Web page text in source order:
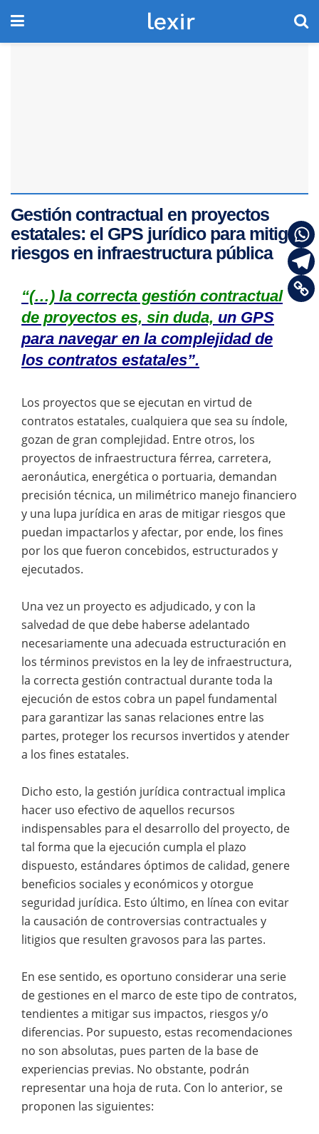
Gestión contractual en proyectos
estatales: el GPS jurídico para mitigar
riesgos en infraestructura pública
“(…) la correcta gestión contractual
de proyectos es, sin duda, un GPS
para navegar en la complejidad de
los contratos estatales”.
Los proyectos que se ejecutan en virtud de
contratos estatales, cualquiera que sea su índole,
gozan de gran complejidad. Entre otros, los
proyectos de infraestructura férrea, carretera,
aeronáutica, energética o portuaria, demandan
precisión técnica, un milimétrico manejo financiero
y una lupa jurídica en aras de mitigar riesgos que
puedan impactarlos y afectar, por ende, los fines
por los que fueron concebidos, estructurados y
ejecutados.
Una vez un proyecto es adjudicado, y con la
salvedad de que debe haberse adelantado
necesariamente una adecuada estructuración en
los términos previstos en la ley de infraestructura,
la correcta gestión contractual durante toda la
ejecución de estos cobra un papel fundamental
para garantizar las sanas relaciones entre las
partes, proteger los recursos invertidos y atender
a los fines estatales.
Dicho esto, la gestión jurídica contractual implica
hacer uso efectivo de aquellos recursos
indispensables para el desarrollo del proyecto, de
tal forma que la ejecución cumpla el plazo
dispuesto, estándares óptimos de calidad, genere
beneficios sociales y económicos y otorgue
seguridad jurídica. Esto último, en línea con evitar
la causación de controversias contractuales y
litigios que resulten gravosos para las partes.
En ese sentido, es oportuno considerar una serie
de gestiones en el marco de este tipo de contratos,
tendientes a mitigar sus impactos, riesgos y/o
diferencias. Por supuesto, estas recomendaciones
no son absolutas, pues parten de la base de
experiencias previas. No obstante, podrán
representar una hoja de ruta. Con lo anterior, se
proponen las siguientes: